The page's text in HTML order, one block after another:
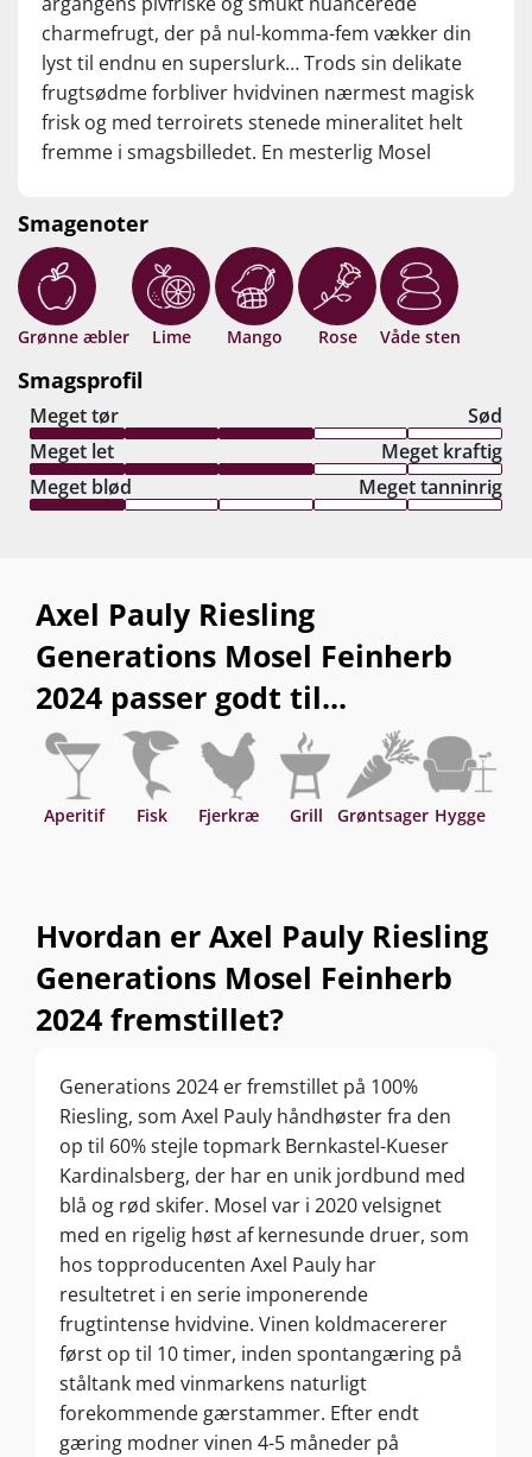
charmefrugt, der på nul-komma-fem vækker din
lyst til endnu en superslurk… Trods sin delikate
frugtsødme forbliver hvidvinen nærmest magisk
frisk og med terroirets stenede mineralitet helt
fremme i smagsbilledet. En mesterlig Mosel
slags, der lynhurtigt får ben at gå på og lykkeligvis
er til at betale! Drik nu, eller gem 8-10 år fra
høståret.
Smagenoter
Grønne æbler Lime Mango Rose Våde sten
Smagsprofil
Meget tør
Sød
Meget let
Meget kraftig
Meget blød
Meget tanninrig
Axel Pauly Riesling
Generations Mosel Feinherb
2024 passer godt til...
Aperitif Fisk Fjerkræ Grill Grøntsager Hygge
Hvordan er Axel Pauly Riesling
Generations Mosel Feinherb
2024 fremstillet?
Generations 2024 er fremstillet på 100%
Riesling, som Axel Pauly håndhøster fra den
op til 60% stejle topmark Bernkastel-Kueser
Kardinalsberg, der har en unik jordbund med
blå og rød skifer. Mosel var i 2020 velsignet
med en rigelig høst af kernesunde druer, som
hos topproducenten Axel Pauly har
resultetret i en serie imponerende
frugtintense hvidvine. Vinen koldmacererer
først op til 10 timer, inden spontangæring på
ståltank med vinmarkens naturligt
forekommende gærstammer. Efter endt
gæring modner vinen 4-5 måneder på